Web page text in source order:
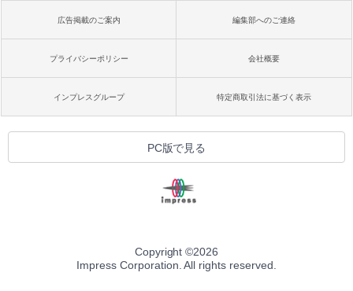
広告掲載のご案内 編集部へのご連絡
プライバシーポリシー 会社概要
インプレスグループ 特定商取引法に基づく表示
PC版で見る
Copyright ©2026
Impress Corporation. All rights reserved.